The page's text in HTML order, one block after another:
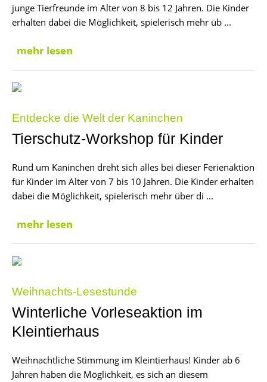
junge Tierfreunde im Alter von 8 bis 12 Jahren. Die Kinder
erhalten dabei die Möglichkeit, spielerisch mehr üb ...
mehr lesen
Entdecke die Welt der Kaninchen
Tierschutz-Workshop für Kinder
Rund um Kaninchen dreht sich alles bei dieser Ferienaktion
für Kinder im Alter von 7 bis 10 Jahren. Die Kinder erhalten
dabei die Möglichkeit, spielerisch mehr über di ...
mehr lesen
Weihnachts-Lesestunde
Winterliche Vorleseaktion im
Kleintierhaus
Weihnachtliche Stimmung im Kleintierhaus! Kinder ab 6
Jahren haben die Möglichkeit, es sich an diesem